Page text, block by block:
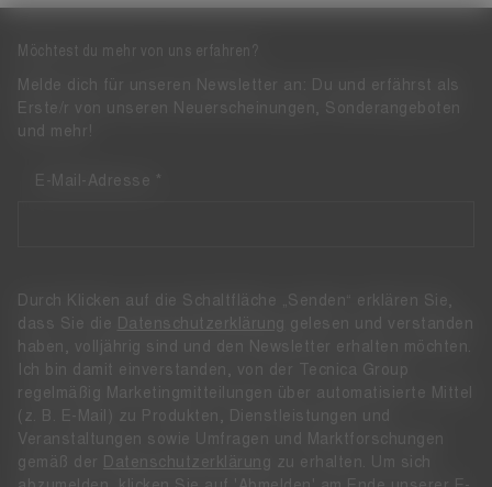
Möchtest du mehr von uns erfahren?
Melde dich für unseren Newsletter an: Du und erfährst als
Erste/r von unseren Neuerscheinungen, Sonderangeboten
und mehr!
E-Mail-Adresse
Durch Klicken auf die Schaltfläche „Senden“ erklären Sie,
dass Sie die Datenschutzerklärung gelesen und verstanden
haben, volljährig sind und den Newsletter erhalten möchten.
Ich bin damit einverstanden, von der Tecnica Group
regelmäßig Marketingmitteilungen über automatisierte Mittel
(z. B. E-Mail) zu Produkten, Dienstleistungen und
Veranstaltungen sowie Umfragen und Marktforschungen
gemäß der Datenschutzerklärung zu erhalten. Um sich